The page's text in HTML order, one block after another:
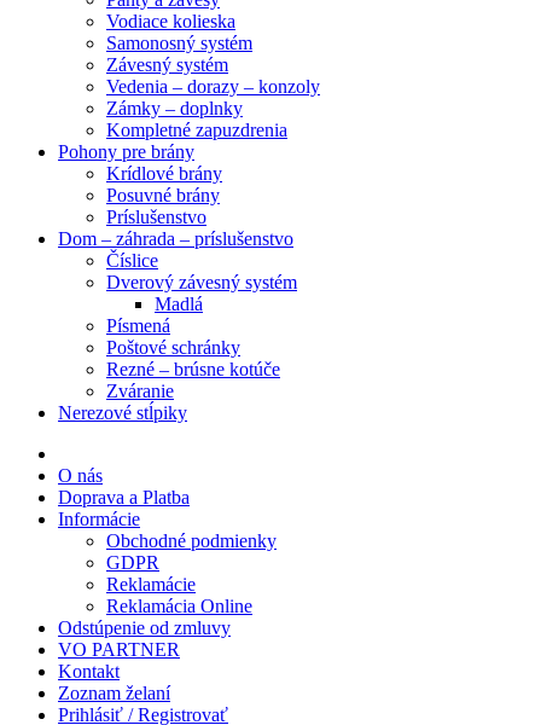
Vodiace kolieska
Samonosný systém
Závesný systém
Vedenia – dorazy – konzoly
Zámky – doplnky
Kompletné zapuzdrenia
Pohony pre brány
Krídlové brány
Posuvné brány
Príslušenstvo
Dom – záhrada – príslušenstvo
Číslice
Dverový závesný systém
Madlá
Písmená
Poštové schránky
Rezné – brúsne kotúče
Zváranie
Nerezové stĺpiky
O nás
Doprava a Platba
Informácie
Obchodné podmienky
GDPR
Reklamácie
Reklamácia Online
Odstúpenie od zmluvy
VO PARTNER
Kontakt
Zoznam želaní
Prihlásiť / Registrovať